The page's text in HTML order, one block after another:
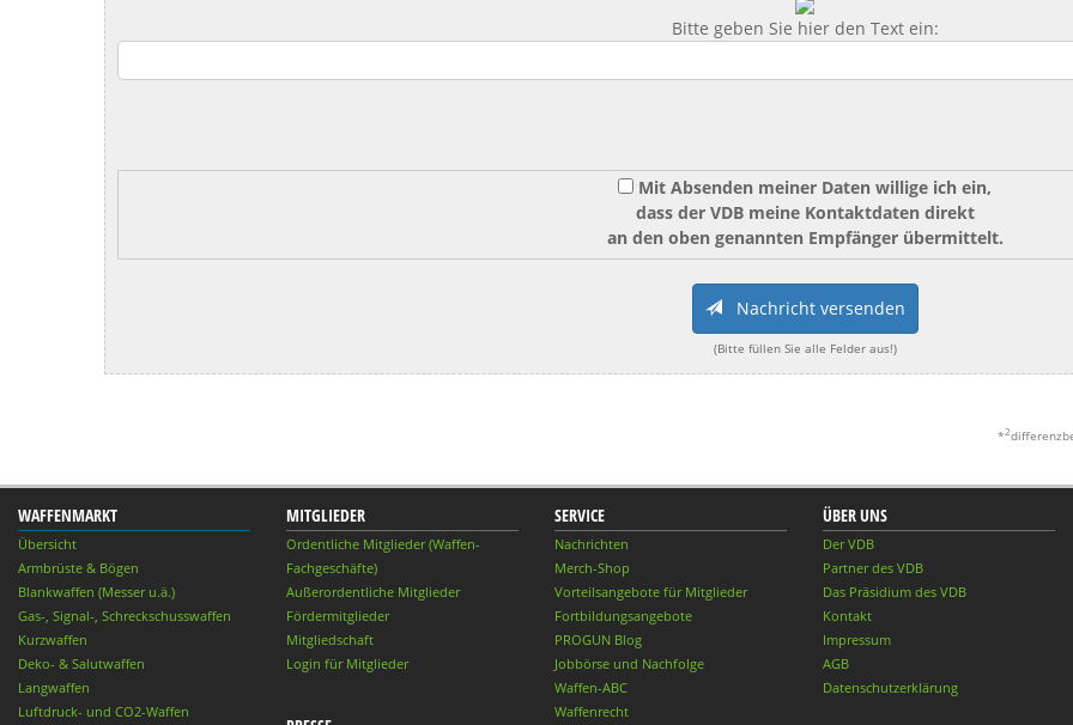
Bitte geben Sie hier den Text ein:
Mit Absenden meiner Daten willige ich ein,
dass der VDB meine Kontaktdaten direkt
an den oben genannten Empfänger übermittelt.
Nachricht versenden
(Bitte füllen Sie alle Felder aus!)
*2
WAFFENMARKT
Übersicht
Armbrüste & Bögen
Blankwaffen (Messer u.ä.)
Gas-, Signal-, Schreckschusswaffen
Kurzwaffen
Deko- & Salutwaffen
Langwaffen
Luftdruck- und CO2-Waffen
MITGLIEDER
Ordentliche Mitglieder (Waffen-
Fachgeschäfte)
Außerordentliche Mitglieder
Fördermitglieder
Mitgliedschaft
Login für Mitglieder
SERVICE
Nachrichten
Merch-Shop
Vorteilsangebote für Mitglieder
Fortbildungsangebote
PROGUN Blog
Jobbörse und Nachfolge
Waffen-ABC
Waffenrecht
ÜBER UNS
Der VDB
Partner des VDB
Das Präsidium des VDB
Kontakt
Impressum
AGB
Datenschutzerklärung